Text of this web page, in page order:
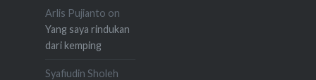
Arlis Pujianto on
Yang saya rindukan
dari kemping
Syafiudin Sholeh